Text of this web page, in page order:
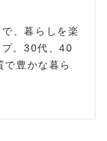
、暮らしを楽
プ。30代、40
で豊かな暮ら